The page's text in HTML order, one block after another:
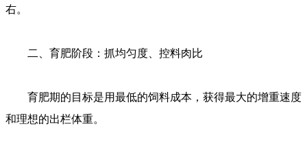
右。
二、育肥阶段：抓均匀度、控料肉比
育肥期的目标是用最低的饲料成本，获得最大的增重速度
和理想的出栏体重。